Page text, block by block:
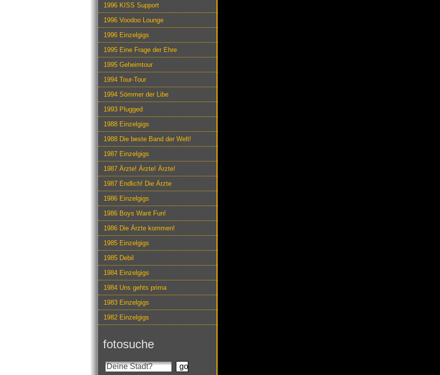
1996 KISS Support
1996 Voodoo Lounge
1996 Einzelgigs
1995 Eine Frage der Ehre
1995 Geheimtour
1994 Tour-Tour
1994 Sömmer der Libe
1993 Plugged
1988 Einzelgigs
1988 Die beste Band der Welt!
1987 Einzelgigs
1987 Ärzte! Ärzte! Ärzte!
1987 Endlich! Die Ärzte
1986 Einzelgigs
1986 Boys Want Fun!
1986 Die Ärzte kommen!
1985 Einzelgigs
1985 Debil
1984 Einzelgigs
1984 Uns gehts prima
1983 Einzelgigs
1982 Einzelgigs
fotosuche